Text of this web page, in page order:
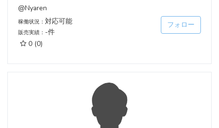
@Nyaren
稼働状況： 対応可能
販売実績： -件
0 (0)
フォロー